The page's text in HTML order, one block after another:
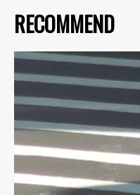
RECOMMEND